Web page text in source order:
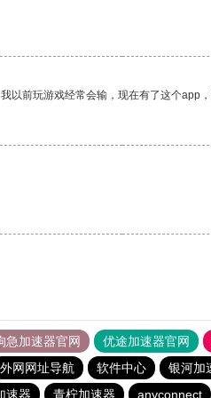
前玩游戏经常会输，现在有了这个app，
急加速器官网 优途加速器官网
外网网址导航 软件中心 银河加
速器 青柠加速器 anyconnect